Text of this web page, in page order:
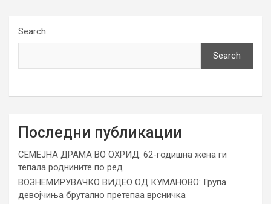
Search
Search
Последни публикации
СЕМЕЈНА ДРАМА ВО ОХРИД: 62-годишна жена ги
тепала роднините по ред
ВОЗНЕМИРУВАЧКО ВИДЕО ОД КУМАНОВО: Група
девојчиња брутално претепаа врсничка